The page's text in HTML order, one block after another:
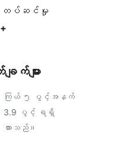
ာ တပ်ဆင်မှု
များ
ကြယ် ၅ ပွင့်အနက်
3.9 ပွင့် ရရှိ
ထားသည်။